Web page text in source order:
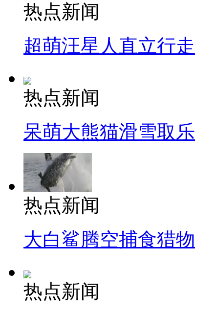
热点新闻
超萌汪星人直立行走
热点新闻
呆萌大熊猫滑雪取乐
热点新闻
大白鲨腾空捕食猎物
热点新闻